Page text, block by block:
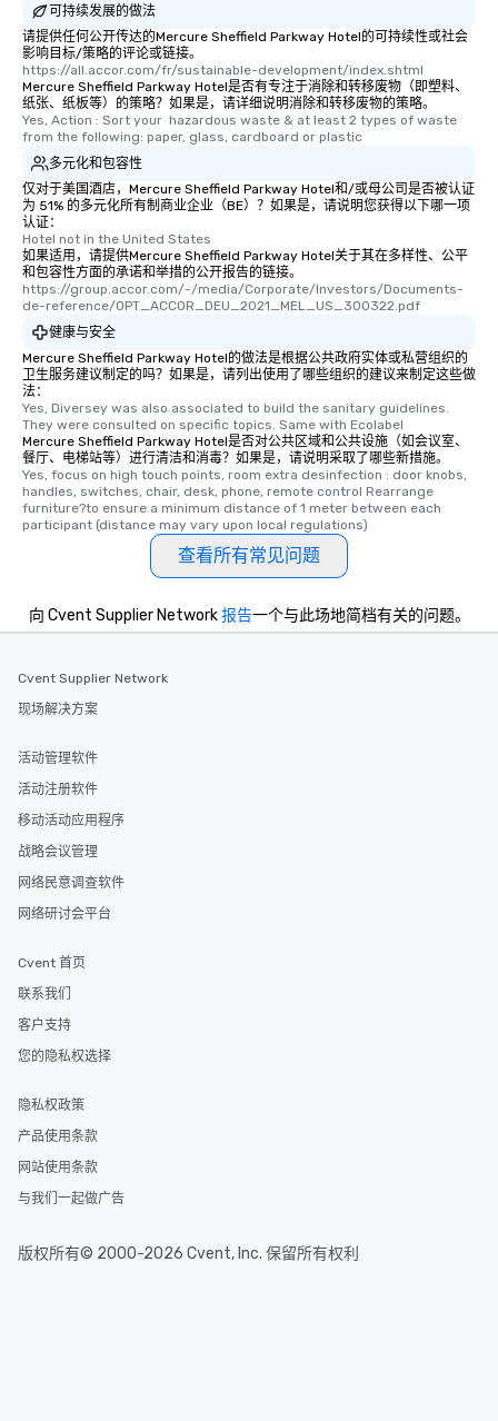
可持续发展的做法
请提供任何公开传达的Mercure Sheffield Parkway Hotel的可持续性或社会
影响目标/策略的评论或链接。
https://all.accor.com/fr/sustainable-development/index.shtml
Mercure Sheffield Parkway Hotel是否有专注于消除和转移废物（即塑料、
纸张、纸板等）的策略？如果是，请详细说明消除和转移废物的策略。
Yes, Action : Sort your  hazardous waste & at least 2 types of waste
from the following: paper, glass, cardboard or plastic
多元化和包容性
仅对于美国酒店，Mercure Sheffield Parkway Hotel和/或母公司是否被认证
为 51% 的多元化所有制商业企业（BE）？如果是，请说明您获得以下哪一项
认证：
Hotel not in the United States
如果适用，请提供Mercure Sheffield Parkway Hotel关于其在多样性、公平
和包容性方面的承诺和举措的公开报告的链接。
https://group.accor.com/-/media/Corporate/Investors/Documents-
de-reference/OPT_ACCOR_DEU_2021_MEL_US_300322.pdf
健康与安全
Mercure Sheffield Parkway Hotel的做法是根据公共政府实体或私营组织的
卫生服务建议制定的吗？如果是，请列出使用了哪些组织的建议来制定这些做
法：
Yes, Diversey was also associated to build the sanitary guidelines.
They were consulted on specific topics. Same with Ecolabel
Mercure Sheffield Parkway Hotel是否对公共区域和公共设施（如会议室、
餐厅、电梯站等）进行清洁和消毒？如果是，请说明采取了哪些新措施。
Yes, focus on high touch points, room extra desinfection : door knobs,
handles, switches, chair, desk, phone, remote control Rearrange
furniture?to ensure a minimum distance of 1 meter between each
participant (distance may vary upon local regulations)
查看所有常见问题
向 Cvent Supplier Network报告一个与此场地简档有关的问题。
Cvent Supplier Network
现场解决方案
活动管理软件
活动注册软件
移动活动应用程序
战略会议管理
网络民意调查软件
网络研讨会平台
Cvent 首页
联系我们
客户支持
您的隐私权选择
隐私权政策
产品使用条款
网站使用条款
与我们一起做广告
版权所有© 2000-2026 Cvent, Inc. 保留所有权利